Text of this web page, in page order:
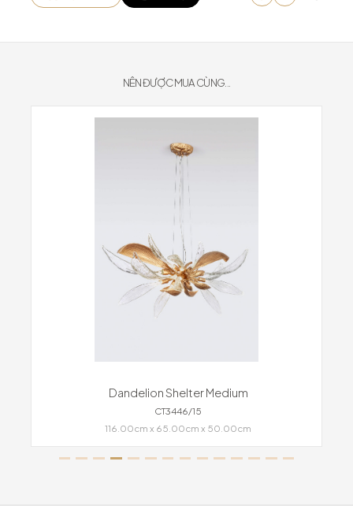
NÊN ĐƯỢC MUA CÙNG...
Dandelion Shelter Medium
CT3446/15
116.00cm x 65.00cm x 50.00cm